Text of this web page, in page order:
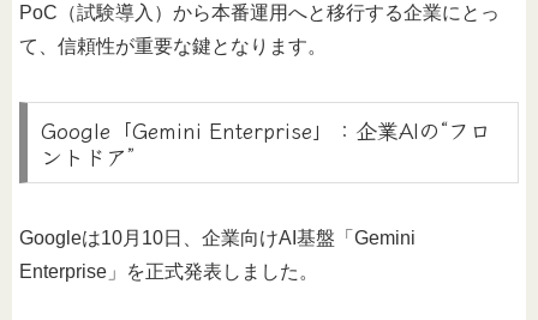
PoC（試験導入）から本番運用へと移行する企業にとっ
て、信頼性が重要な鍵となります。
Google「Gemini Enterprise」：企業AIの“フロ
ントドア”
Googleは10月10日、企業向けAI基盤「Gemini
Enterprise」を正式発表しました。